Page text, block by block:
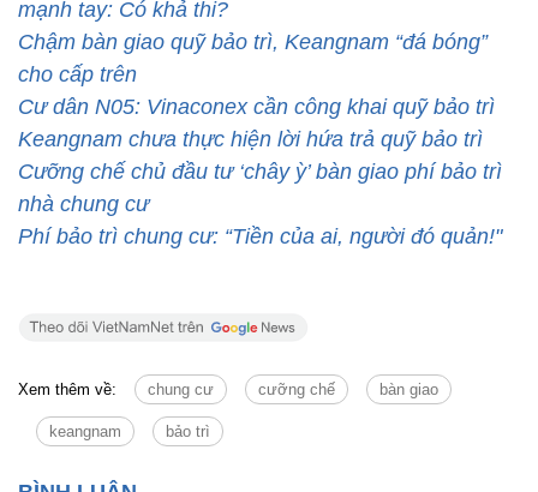
mạnh tay: Có khả thi?
Chậm bàn giao quỹ bảo trì, Keangnam “đá bóng”
cho cấp trên
Cư dân N05: Vinaconex cần công khai quỹ bảo trì
Keangnam chưa thực hiện lời hứa trả quỹ bảo trì
Cưỡng chế chủ đầu tư ‘chây ỳ’ bàn giao phí bảo trì
nhà chung cư
Phí bảo trì chung cư: “Tiền của ai, người đó quản!"
Xem thêm về: chung cư cưỡng chế bàn giao
keangnam bảo trì